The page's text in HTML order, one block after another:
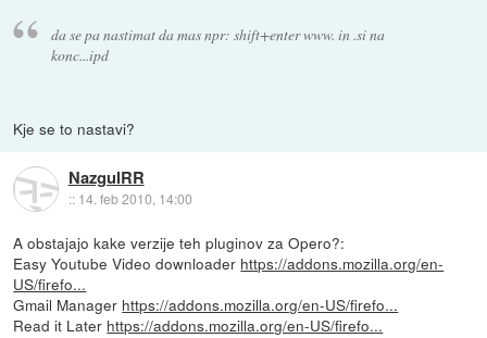
da se pa nastimat da mas npr: shift+enter www. in .si na
konc...ipd
Kje se to nastavi?
NazgulRR
:: 14. feb 2010, 14:00
A obstajajo kake verzije teh pluginov za Opero?:
Easy Youtube Video downloader https://addons.mozilla.org/en-
US/firefo...
Gmail Manager https://addons.mozilla.org/en-US/firefo...
Read it Later https://addons.mozilla.org/en-US/firefo...